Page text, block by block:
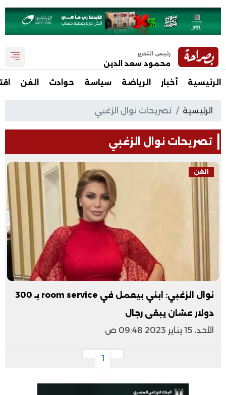
رئيس التحرير
محمود سعد الدين
الرئيسية أخبار الرياضة سياسة حوادث الفن
الرئيسية تصريحات نوال الزغبي
تصريحات نوال الزغبي
الفن
نوال الزغبي: ابني بيعمل في room service بـ 300
دولار عشان يبقى رجال
الأحد، 15 يناير 2023 09:48 ص
1